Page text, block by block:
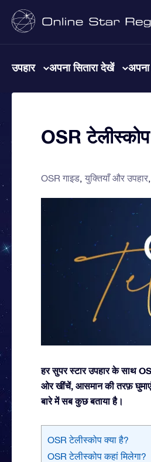
उपहार अपना सितारा देखें अपना
OSR
OSR गाइड युक्तियाँ और उपहार
हर सुपर स्टार उपहार के साथ
ओर खींचें, आसमान की तरफ़
बारे में सब कुछ बताया है।
OSR टेलीस्कोप क्या है?
OSR टेलीस्कोप कहां मिलेगा?